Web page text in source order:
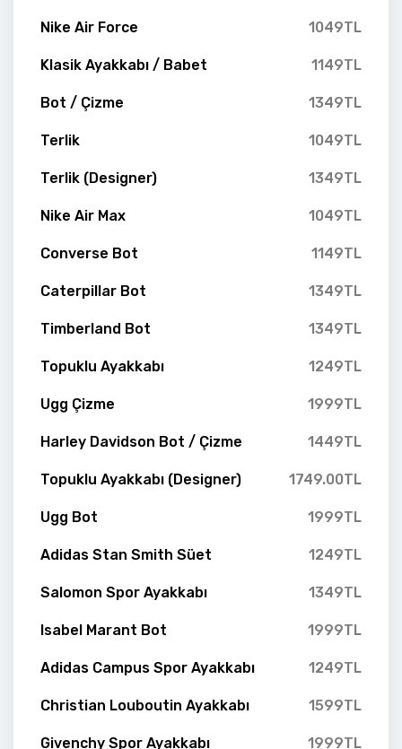
Nike Air Force 1049TL
Klasik Ayakkabı / Babet 1149TL
Bot / Çizme 1349TL
Terlik 1049TL
Terlik (Designer) 1349TL
Nike Air Max 1049TL
Converse Bot 1149TL
Caterpillar Bot 1349TL
Timberland Bot 1349TL
Topuklu Ayakkabı 1249TL
Ugg Çizme 1999TL
Harley Davidson Bot / Çizme 1449TL
Topuklu Ayakkabı (Designer) 1749.00TL
Ugg Bot 1999TL
Adidas Stan Smith Süet 1249TL
Salomon Spor Ayakkabı 1349TL
Isabel Marant Bot 1999TL
Adidas Campus Spor Ayakkabı 1249TL
Christian Louboutin Ayakkabı 1599TL
Givenchy Spor Ayakkabı 1999TL